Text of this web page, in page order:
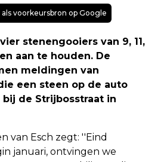
voorkeursbron op Google
stenengooiers van 9, 11,
aan te houden. De
meldingen van
een steen op de auto
de Strijbosstraat in
van Esch zegt: ''Eind
januari, ontvingen we